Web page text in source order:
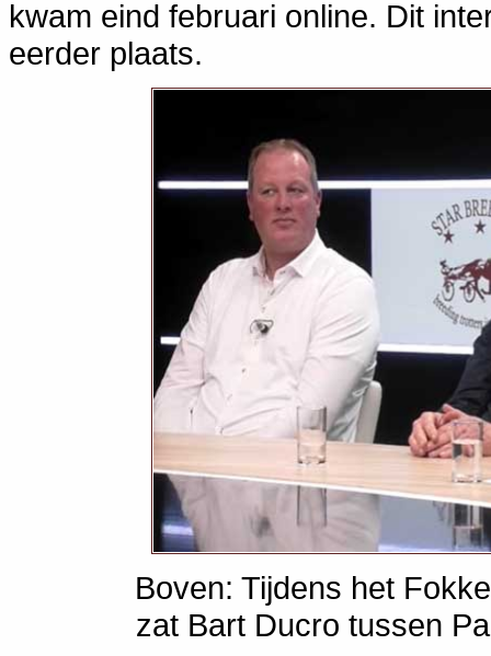
kwam eind februari online. Dit
eerder plaats.
Boven: Tijdens het
zat Bart Ducro tussen